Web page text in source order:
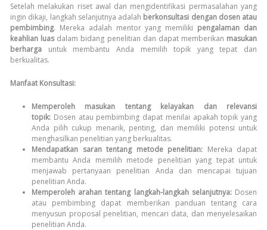
Setelah melakukan riset awal dan mengidentifikasi permasalahan yang
ingin dikaji, langkah selanjutnya adalah berkonsultasi dengan dosen atau
pembimbing. Mereka adalah mentor yang memiliki pengalaman dan
keahlian luasdalam bidang penelitian dan dapat memberikan masukan
berharga untuk membantu Anda memilih topik yang tepat dan
berkualitas.
Manfaat Konsultasi:
Memperoleh masukan tentang kelayakan dan relevansi
topik: Dosen atau pembimbing dapat menilai apakah topik yang
Anda pilih cukup menarik, penting, dan memiliki potensi untuk
menghasilkan penelitian yang berkualitas.
Mendapatkan saran tentang metode penelitian: Mereka dapat
membantu Anda memilih metode penelitian yang tepat untuk
menjawab pertanyaan penelitian Anda dan mencapai tujuan
penelitian Anda.
Memperoleh arahan tentang langkah-langkah selanjutnya:Dosen
atau pembimbing dapat memberikan panduan tentang cara
menyusun proposal penelitian, mencari data, dan menyelesaikan
penelitian Anda.